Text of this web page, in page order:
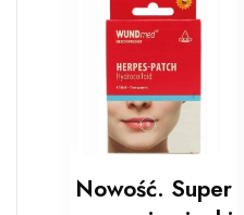
Nowość. Super